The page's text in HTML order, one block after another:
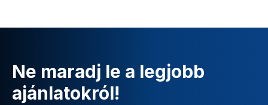
Ne maradj le a legjobb
ajánlatokról!